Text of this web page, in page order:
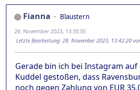
Fianna Blaustern
28. November 2023, 13:35:05
Letzte Bearbeitung: 28. November 2023, 13:42:20
Gerade bin ich bei Instagram auf
Kuddel gestoßen, dass
noch gegen Zahlung von EUR